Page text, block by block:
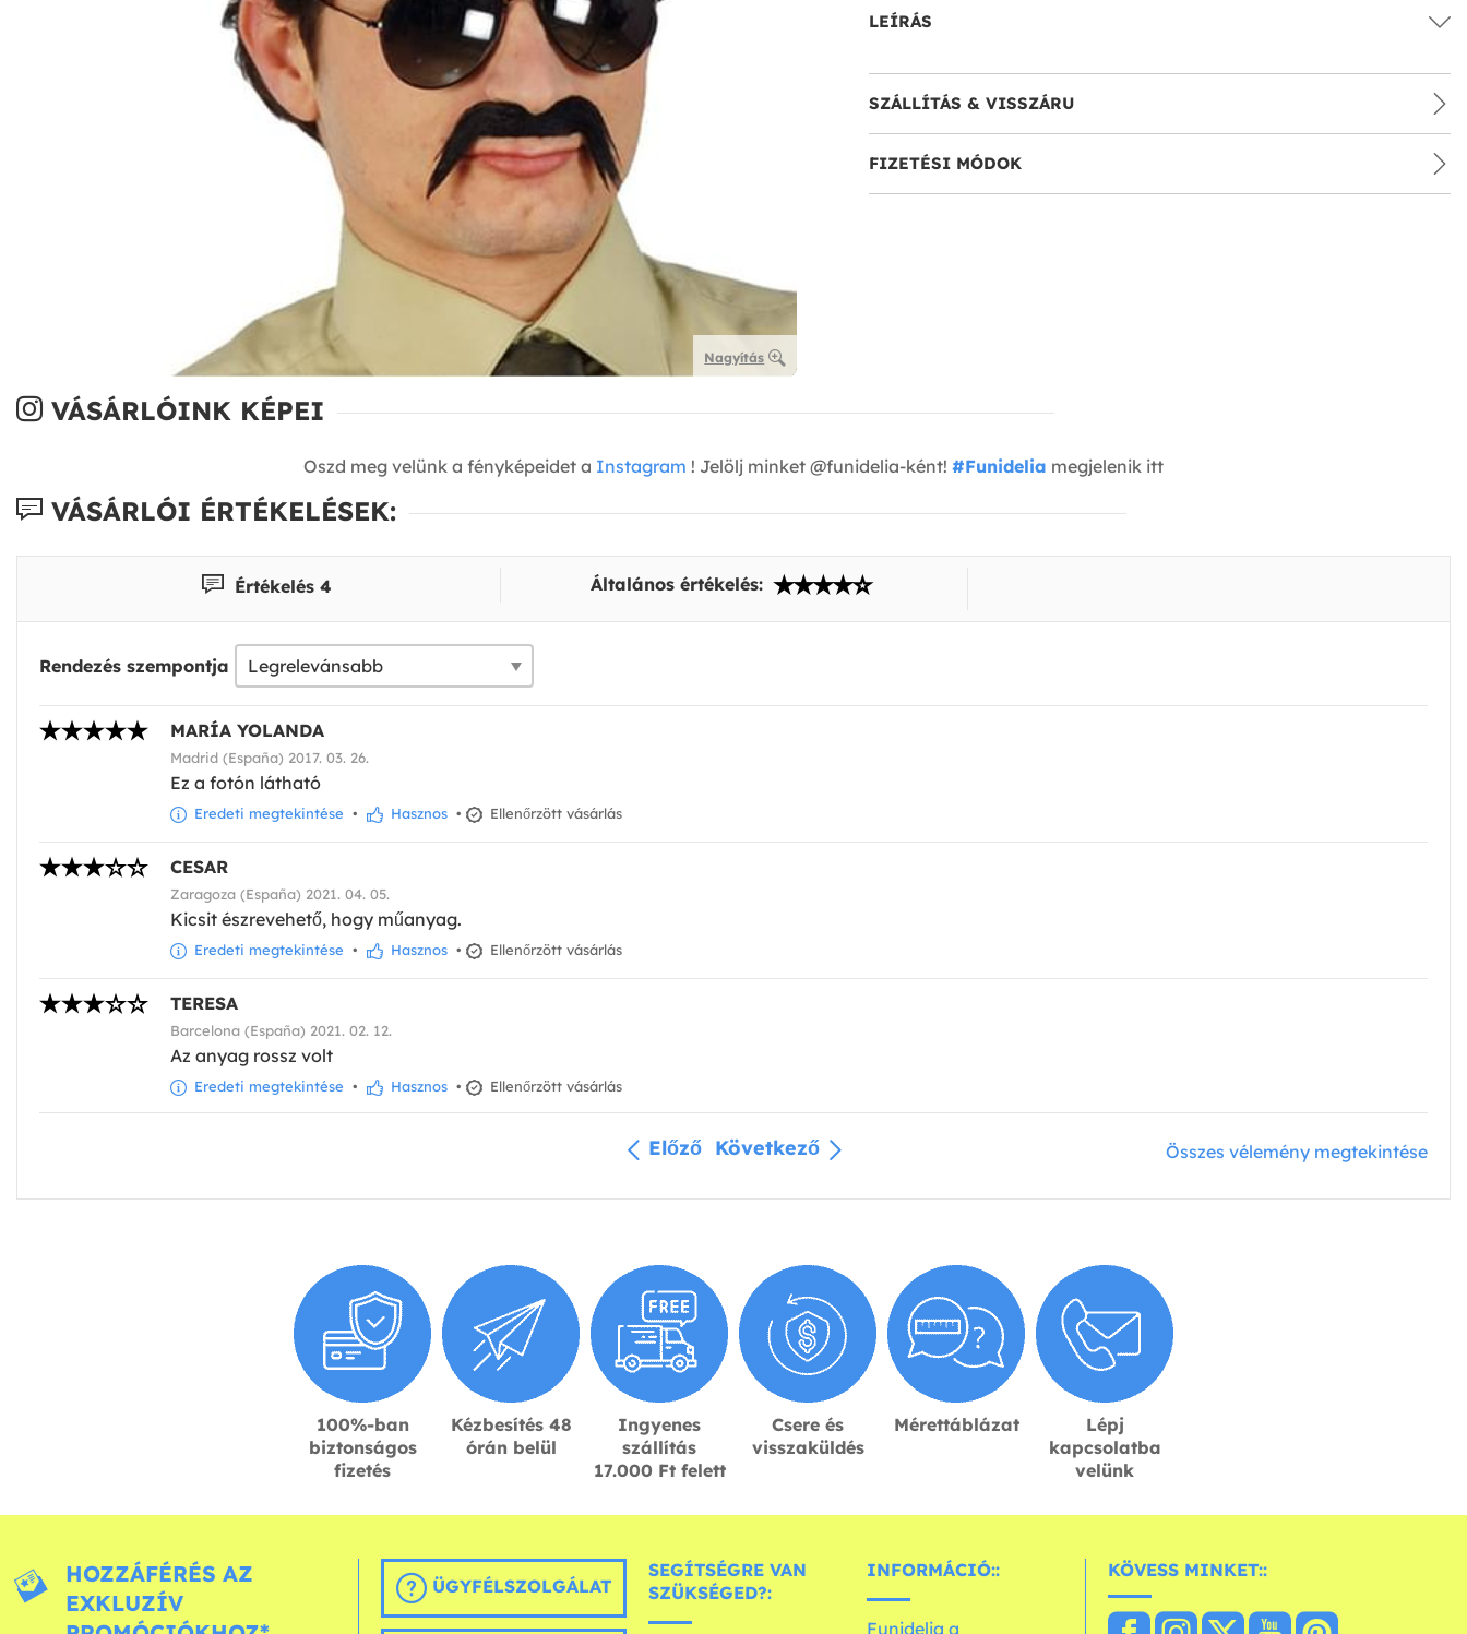
Nagyítás
LEÍRÁS
SZÁLLÍTÁS & VISSZÁRU
FIZETÉSI MÓDOK
VÁSÁRLÓINK KÉPEI
Oszd meg velünk a fényképeidet a Instagram ! Jelölj minket @funidelia-ként! #Funidelia megjelenik itt
VÁSÁRLÓI ÉRTÉKELÉSEK:
Értékelés 4 Általános értékelés:
Rendezés szempontja
MARÍA YOLANDA
Madrid (España) 2017. 03. 26.
Ez a fotón látható
Eredeti megtekintése • Hasznos • Ellenőrzött vásárlás
CESAR
Zaragoza (España) 2021. 04. 05.
Kicsit észrevehető, hogy műanyag.
Eredeti megtekintése • Hasznos • Ellenőrzött vásárlás
TERESA
Barcelona (España) 2021. 02. 12.
Az anyag rossz volt
Eredeti megtekintése • Hasznos • Ellenőrzött vásárlás
Előző Következő Összes vélemény megtekintése
100%-ban
biztonságos
fizetés
Kézbesítés 48
órán belül
Ingyenes
szállítás
17.000 Ft felett
Csere és
visszaküldés
Mérettáblázat
Lépj
kapcsolatba
velünk
HOZZÁFÉRÉS AZ
EXKLUZÍV
ÜGYFÉLSZOLGÁLAT
SEGÍTSÉGRE VAN
SZÜKSÉGED?:
INFORMÁCIÓ::
Funidelia a
KÖVESS MINKET::